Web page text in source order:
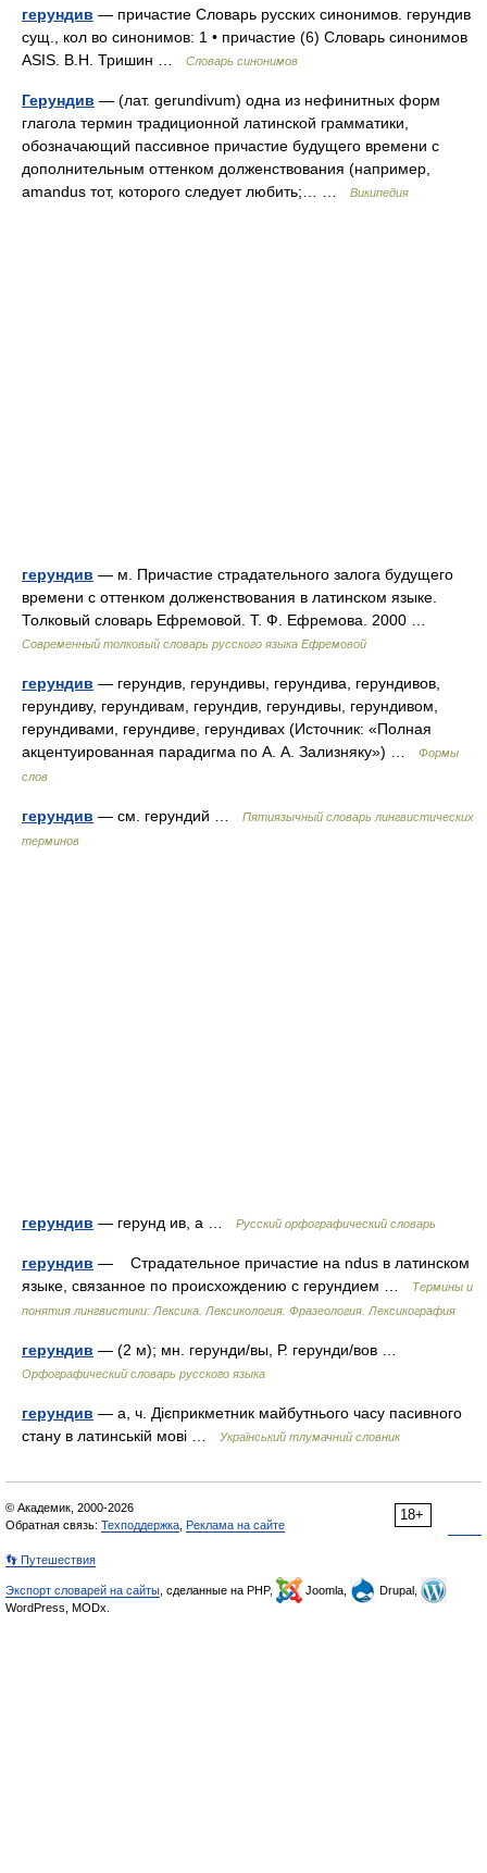
герундив — причастие Словарь русских синонимов. герундив
сущ., кол во синонимов: 1 • причастие (6) Словарь синонимов
ASIS. В.Н. Тришин …
Словарь синонимов
Герундив — (лат. gerundivum) одна из нефинитных форм
глагола термин традиционной латинской грамматики,
обозначающий пассивное причастие будущего времени с
дополнительным оттенком долженствования (например,
amandus тот, которого следует любить;… …
Википедия
герундив — м. Причастие страдательного залога будущего
времени с оттенком долженствования в латинском языке.
Толковый словарь Ефремовой. Т. Ф. Ефремова. 2000 …
Современный толковый словарь русского языка Ефремовой
герундив — герундив, герундивы, герундива, герундивов,
герундиву, герундивам, герундив, герундивы, герундивом,
герундивами, герундиве, герундивах (Источник: «Полная
акцентуированная парадигма по А. А. Зализняку») …
Формы
слов
герундив — см. герундий …
Пятиязычный словарь лингвистических
терминов
герундив — герунд ив, а … Русский орфографический словарь
герундив — Страдательное причастие на ndus в латинском
языке, связанное по происхождению с герундием …
Термины и
понятия лингвистики: Лексика. Лексикология. Фразеология. Лексикография
герундив — (2 м); мн. герунди/вы, Р. герунди/вов …
Орфографический словарь русского языка
герундив — а, ч. Дієприкметник майбутнього часу пасивного
стану в латинській мові …
Український тлумачний словник
18+
© Академик, 2000-2026
Обратная связь: Техподдержка Реклама на сайте
👣 Путешествия
Экспорт словарей на сайты , сделанные на PHP, Joomla,
Drupal,
WordPress, MODx.